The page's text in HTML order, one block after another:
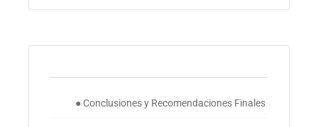
● Conclusiones y Recomendaciones Finales